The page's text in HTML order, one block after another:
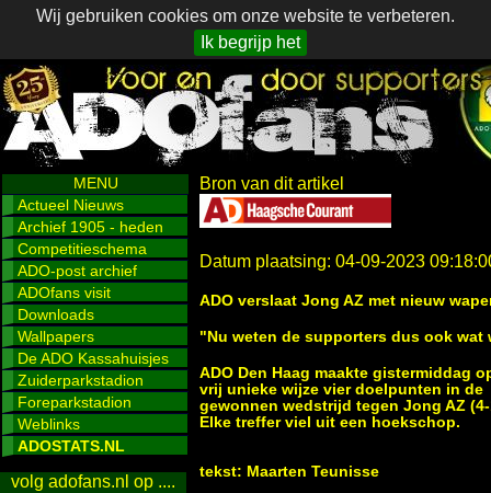
Wij gebruiken cookies om onze website te verbeteren.
Ik begrijp het
MENU
Actueel Nieuws
Archief 1905 - heden
Competitieschema
ADO-post archief
ADOfans visit
Downloads
Wallpapers
De ADO Kassahuisjes
Zuiderparkstadion
Foreparkstadion
Weblinks
ADOSTATS.NL
volg adofans.nl op ....
Bron van dit artikel
Datum plaatsing: 04-09-2023
ADO verslaat Jong AZ met nieuw
"Nu weten de supporters dus ook wat
ADO Den Haag maakte gistermiddag
vrij unieke wijze vier doelpunten in de
gewonnen wedstrijd tegen Jong AZ
Elke treffer viel uit een hoekschop.
tekst: Maarten Teunisse